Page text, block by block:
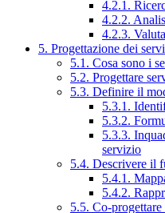
4.2.1.
4.2.2.
4.2.3.
5. Progettazione dei
5.1. Cosa sono i
5.2. Progettare
5.3. Definire il
5.3.1.
5.3.2.
5.3.3.
servizio
5.4. Descrivere il
5.4.1.
5.4.2.
5.5. Co-